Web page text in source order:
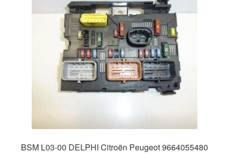
BSM L03-00 DELPHI Citroën Peugeot 9664055480